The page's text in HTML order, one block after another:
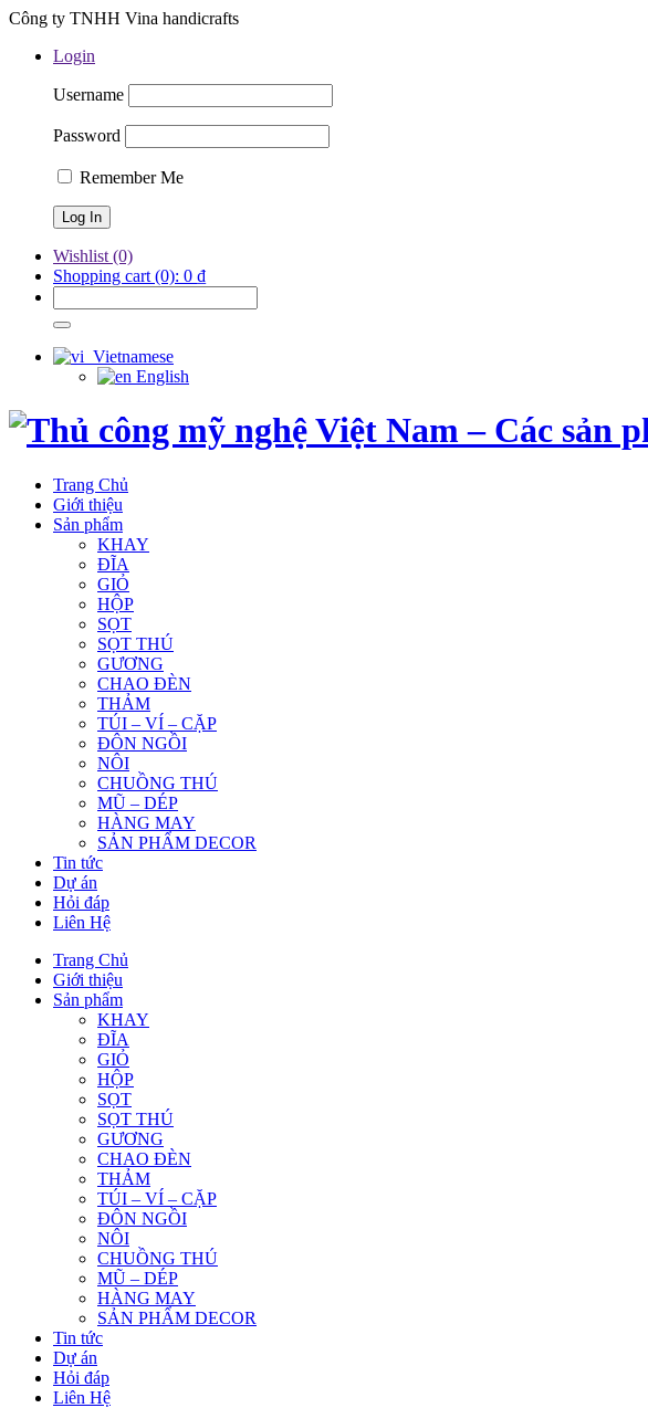
Công ty TNHH Vina handicrafts
Login
Username
Password
Remember Me
Wishlist (0)
Shopping cart (0): 0 ₫
Vietnamese
English
Trang Chủ
Giới thiệu
Sản phẩm
KHAY
ĐĨA
GIỎ
HỘP
SỌT
SỌT THÚ
GƯƠNG
CHAO ĐÈN
THẢM
TÚI – VÍ – CẶP
ĐÔN NGỒI
NÔI
CHUỒNG THÚ
MŨ – DÉP
HÀNG MAY
SẢN PHẨM DECOR
Tin tức
Dự án
Hỏi đáp
Liên Hệ
Trang Chủ
Giới thiệu
Sản phẩm
KHAY
ĐĨA
GIỎ
HỘP
SỌT
SỌT THÚ
GƯƠNG
CHAO ĐÈN
THẢM
TÚI – VÍ – CẶP
ĐÔN NGỒI
NÔI
CHUỒNG THÚ
MŨ – DÉP
HÀNG MAY
SẢN PHẨM DECOR
Tin tức
Dự án
Hỏi đáp
Liên Hệ